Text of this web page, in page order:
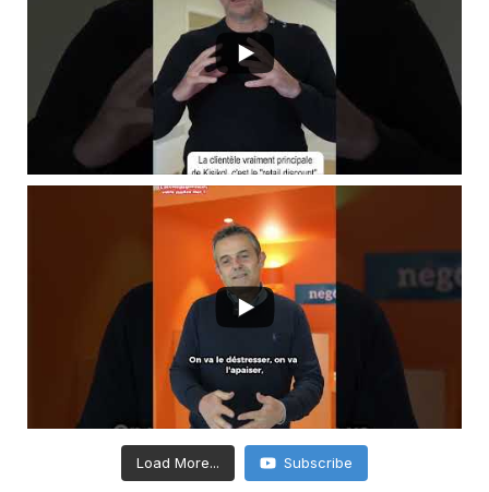
Load More... Subscribe